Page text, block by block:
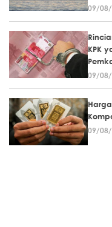
09/08/
KPK
09/08/
09/08/